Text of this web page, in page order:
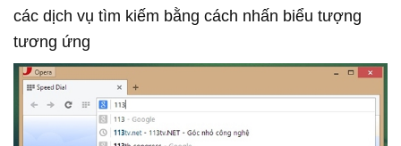
các dịch vụ tìm kiếm bằng cách nhấn biểu tượng
tương ứng